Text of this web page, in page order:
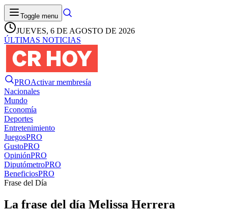
Toggle menu
JUEVES, 6 DE AGOSTO DE 2026
ÚLTIMAS NOTICIAS
PROActivar membresía
Nacionales
Mundo
Economía
Deportes
Entretenimiento
JuegosPRO
GustoPRO
OpiniónPRO
DiputómetroPRO
BeneficiosPRO
Frase del Día
La frase del día Melissa Herrera